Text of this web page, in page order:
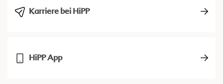
Karriere bei HiPP
HiPP App